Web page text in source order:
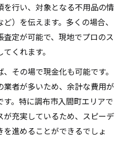
行い、対象となる不用品の情
）を伝えます。多くの場合、
定が可能で、現地でプロのス
くれます。
その場で現金化も可能です。
者が多いため、余計な費用が
。特に調布市入間町エリアで
が充実しているため、スピーデ
進めることができるでしょ